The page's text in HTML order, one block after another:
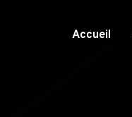
Accueil